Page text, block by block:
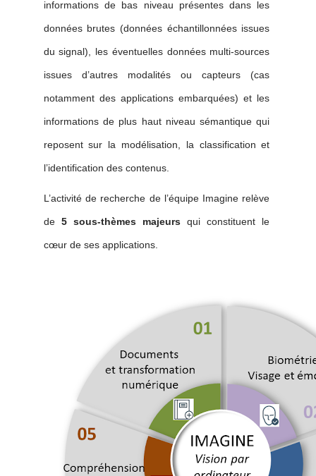
informations de bas niveau présentes dans les
données brutes (données échantillonnées issues
du signal), les éventuelles données multi-sources
issues d’autres modalités ou capteurs (cas
notamment des applications embarquées) et les
informations de plus haut niveau sémantique qui
reposent sur la modélisation, la classification et
l’identification des contenus.
L’activité de recherche de l’équipe Imagine relève
de5 sous-thèmes majeursqui constituent le
cœur de ses applications.